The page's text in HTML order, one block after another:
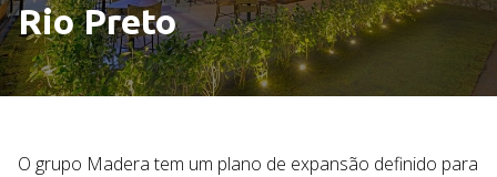
Rio Preto
O grupo Madera tem um plano de expansão definido para